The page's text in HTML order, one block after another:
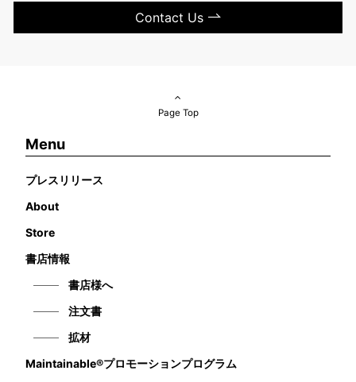
Contact Us
Page Top
Menu
プレスリリース
About
Store
書店情報
書店様へ
注文書
拡材
Maintainable®プロモーションプログラム